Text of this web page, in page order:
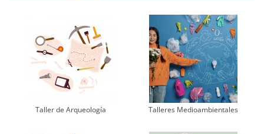
Taller de Arqueología Talleres Medioambientales